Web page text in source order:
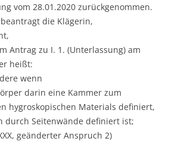
vom 28.01.2020 zurückgenommen.
die Klägerin,
Antrag zu I. 1. (Unterlassung) am
heißt:
wenn
darin eine Kammer zum
hygroskopischen Materials definiert,
durch Seitenwände definiert ist;
geänderter Anspruch 2)